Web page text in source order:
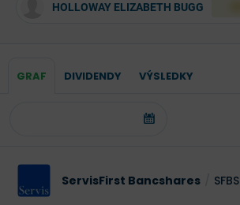
HOLLOWAY ELIZABETH BUGG
GRAF DIVIDENDY VÝSLEDKY
ServisFirst Bancshares SFBS